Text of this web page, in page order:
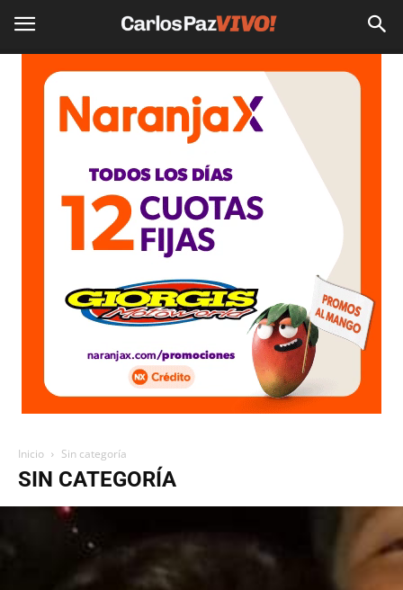
Inicio Sin categoría
SIN CATEGORÍA